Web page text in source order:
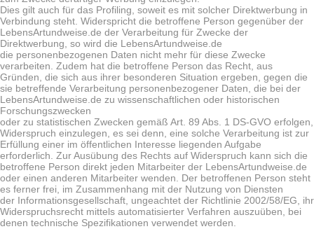
Dies gilt auch für das Profiling, soweit es mit solcher Direktwerbung in
Verbindung steht. Widerspricht die betroffene Person gegenüber der
LebensArtundweise.de der Verarbeitung für Zwecke der
Direktwerbung, so wird die LebensArtundweise.de
die personenbezogenen Daten nicht mehr für diese Zwecke
verarbeiten. Zudem hat die betroffene Person das Recht, aus
Gründen, die sich aus ihrer besonderen Situation ergeben, gegen die
sie betreffende Verarbeitung personenbezogener Daten, die bei der
LebensArtundweise.de zu wissenschaftlichen oder historischen
Forschungszwecken
oder zu statistischen Zwecken gemäß Art. 89 Abs. 1 DS-GVO erfolgen,
Widerspruch einzulegen, es sei denn, eine solche Verarbeitung ist zur
Erfüllung einer im öffentlichen Interesse liegenden Aufgabe
erforderlich. Zur Ausübung des Rechts auf Widerspruch kann sich die
betroffene Person direkt jeden Mitarbeiter der LebensArtundweise.de
oder einen anderen Mitarbeiter wenden. Der betroffenen Person steht
es ferner frei, im Zusammenhang mit der Nutzung von Diensten
der Informationsgesellschaft, ungeachtet der Richtlinie 2002/58/EG, ihr
Widerspruchsrecht mittels automatisierter Verfahren auszuüben, bei
denen technische Spezifikationen verwendet werden.